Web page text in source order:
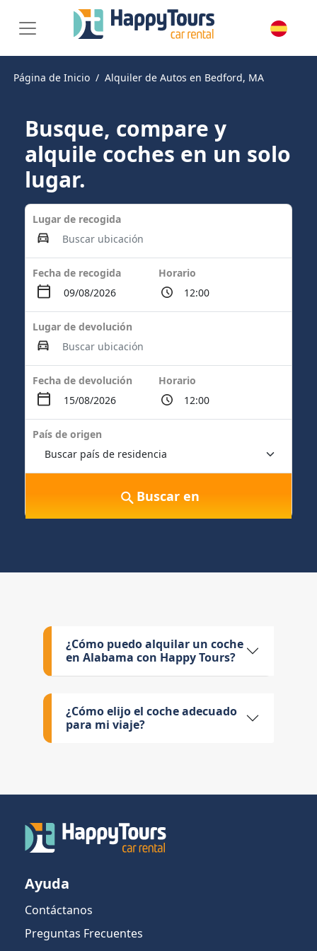
Página de Inicio Alquiler de Autos en Bedford, MA
Busque, compare y
alquile coches en un solo
lugar.
Lugar de recogida
Fecha de recogida Horario
Lugar de devolución
Fecha de devolución Horario
País de origen
Buscar en
¿Cómo puedo alquilar un coche
en Alabama con Happy Tours?
¿Cómo elijo el coche adecuado
para mi viaje?
Ayuda
Contáctanos
Preguntas Frecuentes